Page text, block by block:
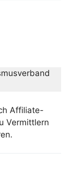
Affiliate-
Vermittlern